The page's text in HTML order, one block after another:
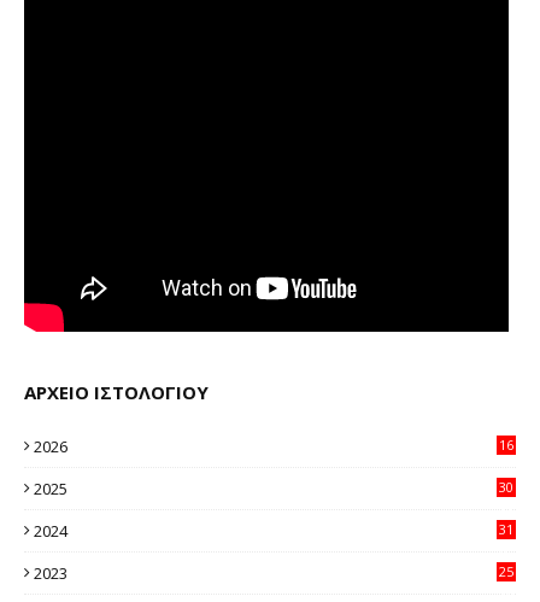
ΑΡΧΕΙΟ ΙΣΤΟΛΟΓΙΟΥ
2026
16
2025
30
2024
31
2023
25